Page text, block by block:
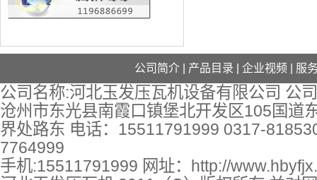
公司简介 产品目录 企业视频 服
公司名称:河北玉发压瓦机设备有限公司 公
沧州市东光县南霞口镇堡北开发区105国道
界处路东 电话：15511791999 0317-
7764999
手机:15511791999 网址： http://